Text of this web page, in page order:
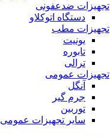
تجهیزات ضدعفونی
دستگاه اتوکلاو
تجهیزات مطب
یونیت
تابوره
ترالی
تجهیزات عمومی
آنگل
جرم گیر
توربین
سایر تجهیزات عمومی